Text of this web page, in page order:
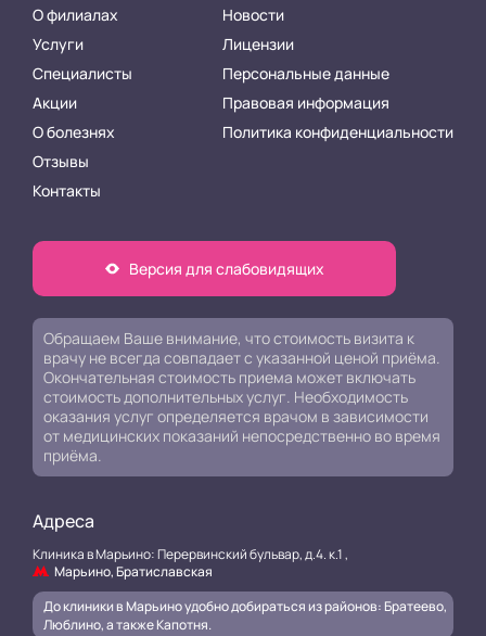
О филиалах
Услуги
Специалисты
Акции
О болезнях
Отзывы
Контакты
Новости
Лицензии
Персональные данные
Правовая информация
Политика конфиденциальности
Версия для слабовидящих
Обращаем Ваше внимание, что стоимость визита к
врачу не всегда совпадает с указанной ценой приёма.
Окончательная стоимость приема может включать
стоимость дополнительных услуг. Необходимость
оказания услуг определяется врачом в зависимости
от медицинских показаний непосредственно во время
приёма.
Адреса
Клиника в Марьино: Перервинский бульвар, д.4. к.1 ,
Марьино, Братиславская
До клиники в Марьино удобно добираться из районов: Братеево,
Люблино, а также Капотня.